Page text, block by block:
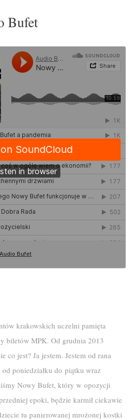
Bufet
krakowskich uczelni pamięta
biletów MPK. Od grudnia 2013
co jest? Ja jestem. Jestem od rana
poniedziałku do piątku wraz
Nowy Bufet, który w opozycji
epoki, będzie karmił ciekawie
tu panierowanej mrożonej kostki